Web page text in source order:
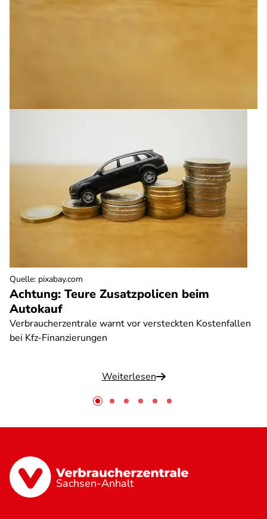
Achtung: Teure Zusatzpolicen beim
Autokauf
Verbraucherzentrale warnt vor versteckten Kostenfallen
bei Kfz-Finanzierungen
Weiterlesen
Quelle: pixabay.com
Sachsen-Anhalt